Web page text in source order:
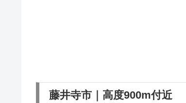
藤井寺市｜高度900m付近